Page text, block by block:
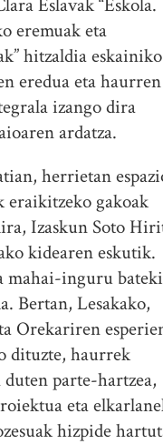
eremuak eta
hitzaldia
eredua eta haurren
izango dira
ardatza.
herrietan
eraikitzeko gakoak
Izaskun Soto
kidearen eskutik.
mahai-inguru
Bertan, Lesakako,
Orekariren
dituzte, haurrek
parte-hartzea,
eta
hizpide